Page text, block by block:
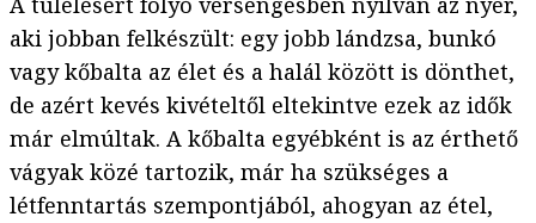
aki jobban felkészült: egy jobb lándzsa, bunkó
vagy kőbalta az élet és a halál között is dönthet,
de azért kevés kivételtől eltekintve ezek az idők
már elmúltak. A kőbalta egyébként is az érthető
vágyak közé tartozik, már ha szükséges a
létfenntartás szempontjából, ahogyan az étel,